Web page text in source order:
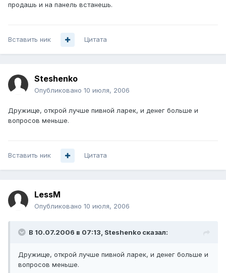
продашь и на панель встанешь.
Вставить ник Цитата
Steshenko
Опубликовано 10 июля, 2006
Дружище, открой лучше пивной ларек, и денег больше и
вопросов меньше.
Вставить ник Цитата
LessM
Опубликовано 10 июля, 2006
В 10.07.2006 в 07:13, Steshenko сказал:
Дружище, открой лучше пивной ларек, и денег больше и
вопросов меньше.